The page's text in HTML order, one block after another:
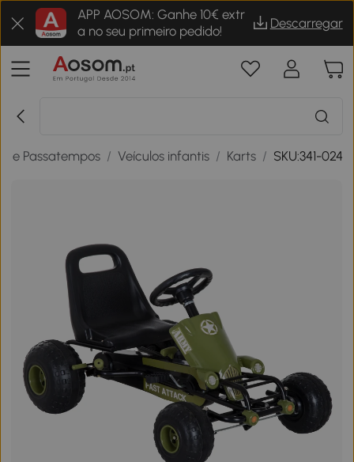
APP AOSOM: Ganhe 10€ extr
a no seu primeiro pedido!
Descarregar
e Passatempos / Veículos infantis / Karts / SKU:341-024